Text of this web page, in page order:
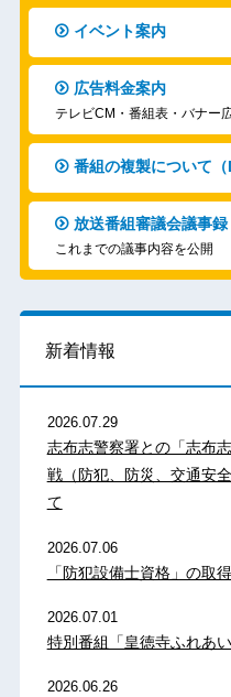
イベント案内
広告料金案内
テレビCM・番組表・バナー
番組の複製について（
放送番組審議会議事録
これまでの議事内容を公開
新着情報
2026.07.29
志布志警察署との「志布
戦（防犯、防災、交通安
て
2026.07.06
「防犯設備士資格」の取
2026.07.01
特別番組「皇徳寺ふれあ
2026.06.26